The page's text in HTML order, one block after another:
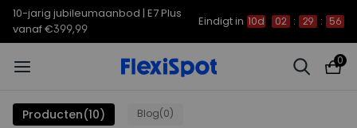
10-jarig jubileumaanbod | E7 Plus
vanaf €399,99
Eindigt in 10d 02 : 29 : 56
0
Producten(10) Blog(0)